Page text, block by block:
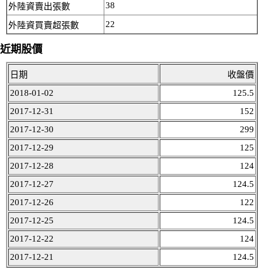
外陸資賣出張數 38
外陸資買賣超張數 22
近期股價
日期
收盤價
2018-01-02
125.5
2017-12-31
152
2017-12-30
299
2017-12-29
125
2017-12-28
124
2017-12-27
124.5
2017-12-26
122
2017-12-25
124.5
2017-12-22
124
2017-12-21
124.5